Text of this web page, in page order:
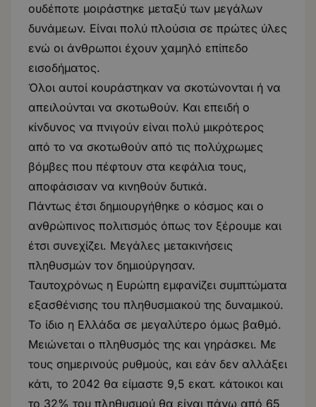
ουδέποτε μοιράστηκε μεταξύ των μεγάλων
δυνάμεων. Είναι πολύ πλούσια σε πρώτες ύλες
ενώ οι άνθρωποι έχουν χαμηλό επίπεδο
εισοδήματος.
Όλοι αυτοί κουράστηκαν να σκοτώνονται ή να
απειλούνται να σκοτωθούν. Και επειδή ο
κίνδυνος να πνιγούν είναι πολύ μικρότερος
από το να σκοτωθούν από τις πολύχρωμες
βόμβες που πέφτουν στα κεφάλια τους,
αποφάσισαν να κινηθούν δυτικά.
Πάντως έτσι δημιουργήθηκε ο κόσμος και ο
ανθρώπινος πολιτισμός όπως τον ξέρουμε και
έτσι συνεχίζει. Μεγάλες μετακινήσεις
πληθυσμών τον δημιούργησαν.
Ταυτοχρόνως η Ευρώπη εμφανίζει συμπτώματα
εξασθένισης του πληθυσμιακού της δυναμικού.
Το ίδιο η Ελλάδα σε μεγαλύτερο όμως βαθμό.
Μειώνεται ο πληθυσμός της και γηράσκει. Με
τους σημερινούς ρυθμούς, και εάν δεν αλλάξει
κάτι, το 2042 θα είμαστε 9,5 εκατ. κάτοικοι και
το 32% του πληθυσμού θα είναι πάνω από 65